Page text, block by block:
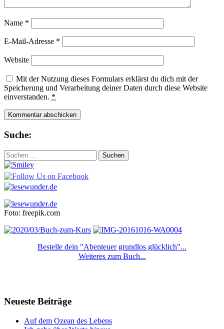
Name *
E-Mail-Adresse *
Website
Mit der Nutzung dieses Formulars erklärst du dich mit der
Speicherung und Verarbeitung deiner Daten durch diese Website
einverstanden. *
Suche:
Suchen
nach:
Foto: freepik.com
Bestelle dein "Abenteuer grundlos glücklich"...
Weiteres zum Buch...
Neueste Beiträge
Auf dem Ozean des Lebens